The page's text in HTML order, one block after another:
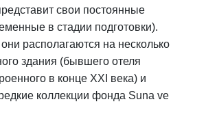
свои постоянные
в стадии подготовки).
располагаются на несколько
здания (бывшего отеля
в конце XXI века) и
коллекции фонда Suna ve